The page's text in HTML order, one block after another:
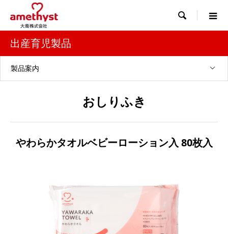

出産育児製品
製品案内
おしりふき
やわらかタオルベビーローション入 80枚入